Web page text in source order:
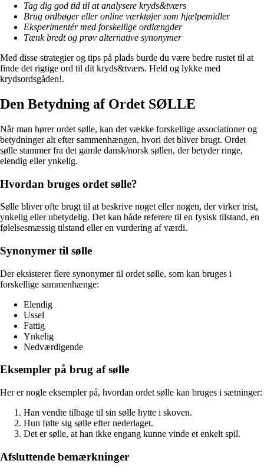
Tag dig god tid til at analysere kryds&tværs
Brug ordbøger eller online værktøjer som hjælpemidler
Eksperimentér med forskellige ordlængder
Tænk bredt og prøv alternative synonymer
Med disse strategier og tips på plads burde du være bedre rustet til at
finde det rigtige ord til dit kryds&tværs. Held og lykke med
krydsordsgåden!.
Den Betydning af Ordet SØLLE
Når man hører ordet sølle, kan det vække forskellige associationer og
betydninger alt efter sammenhængen, hvori det bliver brugt. Ordet
sølle stammer fra det gamle dansk/norsk søllen, der betyder ringe,
elendig eller ynkelig.
Hvordan bruges ordet sølle?
Sølle bliver ofte brugt til at beskrive noget eller nogen, der virker trist,
ynkelig eller ubetydelig. Det kan både referere til en fysisk tilstand, en
følelsesmæssig tilstand eller en vurdering af værdi.
Synonymer til sølle
Der eksisterer flere synonymer til ordet sølle, som kan bruges i
forskellige sammenhænge:
Elendig
Ussel
Fattig
Ynkelig
Nedværdigende
Eksempler på brug af sølle
Her er nogle eksempler på, hvordan ordet sølle kan bruges i sætninger:
Han vendte tilbage til sin sølle hytte i skoven.
Hun følte sig sølle efter nederlaget.
Det er sølle, at han ikke engang kunne vinde et enkelt spil.
Afsluttende bemærkninger